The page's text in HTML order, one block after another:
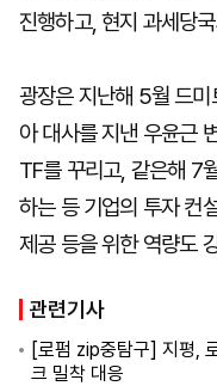
진행하고, 현지 과세당
광장은 지난해 5월 드미
아 대사를 지낸 우윤근
TF를 꾸리고, 같은해 7
하는 등 기업의 투자 컨
제공 등을 위한 역량도
관련기사
[로펌 zip중탐구] 지평,
크 밀착 대응